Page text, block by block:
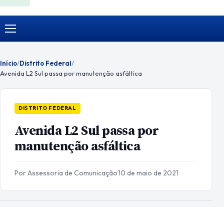
Menu
Início/Distrito Federal/
Avenida L2 Sul passa por manutenção asfáltica
DISTRITO FEDERAL
Avenida L2 Sul passa por
manutenção asfáltica
Por Assessoria de Comunicação·10 de maio de 2021